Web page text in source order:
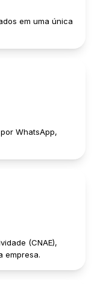
em uma única
WhatsApp,
(CNAE),
empresa.